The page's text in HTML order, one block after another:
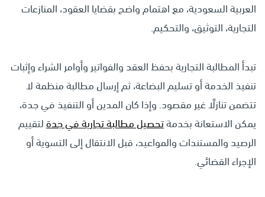
العربية السعودية، مع اهتمام واضح بقضايا العقود، المنازعات
التجارية، التوثيق، والتحكيم.
تبدأ المطالبة التجارية بحفظ العقد والفواتير وأوامر الشراء وإثبات
تنفيذ الخدمة أو تسليم البضاعة، ثم إرسال مطالبة منظمة لا
تتضمن تنازلًا غير مقصود. وإذا كان المدين أو التنفيذ في جدة،
يمكن الاستعانة بخدمةتحصيل مطالبة تجارية في جدةلتقييم
الرصيد والمستندات والمواعيد، قبل الانتقال إلى التسوية أو
الإجراء القضائي.